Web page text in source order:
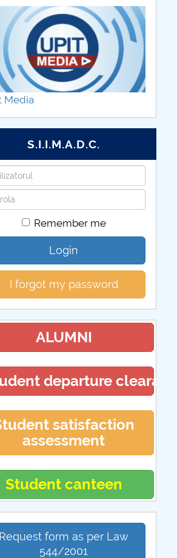
Media
S.I.I.M.A.D.C.
Remember me
Login
I forgot my password
ALUMNI
departure
satisfaction
assessment
Student canteen
Request form as per Law
544/2001